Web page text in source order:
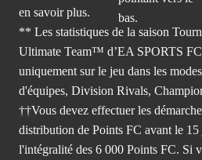
en savoir plus.
** Les statistiques de la saison
Ultimate Team™ d’EA SPORTS
uniquement sur le jeu dans les
d'équipes, Division Rivals,
††Vous devez effectuer les
distribution de Points FC avant le
l'intégralité des 6 000 Points FC. Si